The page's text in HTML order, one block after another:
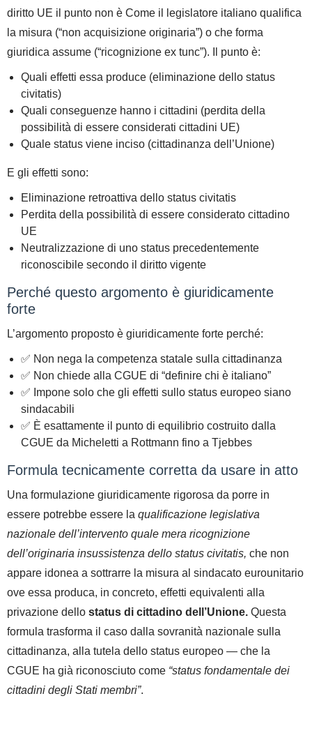
diritto UE il punto non è Come il legislatore italiano qualifica
la misura (“non acquisizione originaria”) o che forma
giuridica assume (“ricognizione ex tunc”).
Il punto è:
Quali effetti essa produce (eliminazione dello status
civitatis)
Quali conseguenze hanno i cittadini (perdita della
possibilità di essere considerati cittadini UE)
Quale status viene inciso (cittadinanza dell’Unione)
E gli effetti sono:
Eliminazione retroattiva dello status civitatis
Perdita della possibilità di essere considerato cittadino
UE
Neutralizzazione di uno status precedentemente
riconoscibile secondo il diritto vigente
Perché questo argomento è giuridicamente
forte
L’argomento proposto è giuridicamente forte perché:
✅ Non nega la competenza statale sulla cittadinanza
✅ Non chiede alla CGUE di “definire chi è italiano”
✅ Impone solo che gli effetti sullo status europeo siano
sindacabili
✅ È esattamente il punto di equilibrio costruito dalla
CGUE da Micheletti a Rottmann fino a Tjebbes
Formula tecnicamente corretta da usare in atto
Una formulazione giuridicamente rigorosa da porre in
essere potrebbe essere l a qualificazione legislativa
nazionale dell’intervento quale mera ricognizione
dell’originaria insussistenza dello status civitatis, che non
appare idonea a sottrarre la misura al sindacato eurounitario
ove essa produca, in concreto, effetti equivalenti alla
privazione dello status di cittadino dell’Unione. Questa
formula trasforma il caso dalla sovranità nazionale sulla
cittadinanza, alla tutela dello status europeo — che la
CGUE ha già riconosciuto come “status fondamentale dei
cittadini degli Stati membri”.